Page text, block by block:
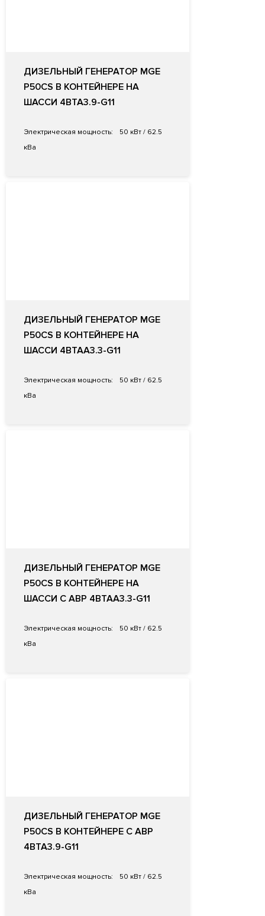
ДИЗЕЛЬНЫЙ ГЕНЕРАТОР MGE
P50CS В КОНТЕЙНЕРЕ НА
ШАССИ 4BTA3.9-G11
Электрическая мощность:
50 кВт / 62.5
кВа
ДИЗЕЛЬНЫЙ ГЕНЕРАТОР MGE
P50CS В КОНТЕЙНЕРЕ НА
ШАССИ 4BTAA3.3-G11
Электрическая мощность:
50 кВт / 62.5
кВа
ДИЗЕЛЬНЫЙ ГЕНЕРАТОР MGE
P50CS В КОНТЕЙНЕРЕ НА
ШАССИ С АВР 4BTAA3.3-G11
Электрическая мощность:
50 кВт / 62.5
кВа
ДИЗЕЛЬНЫЙ ГЕНЕРАТОР MGE
P50CS В КОНТЕЙНЕРЕ С АВР
4BTA3.9-G11
Электрическая мощность:
50 кВт / 62.5
кВа